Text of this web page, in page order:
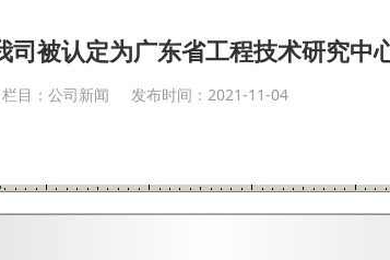
司被认定为广东省工程技术研究中
栏目：公司新闻 发布时间：2021-11-04